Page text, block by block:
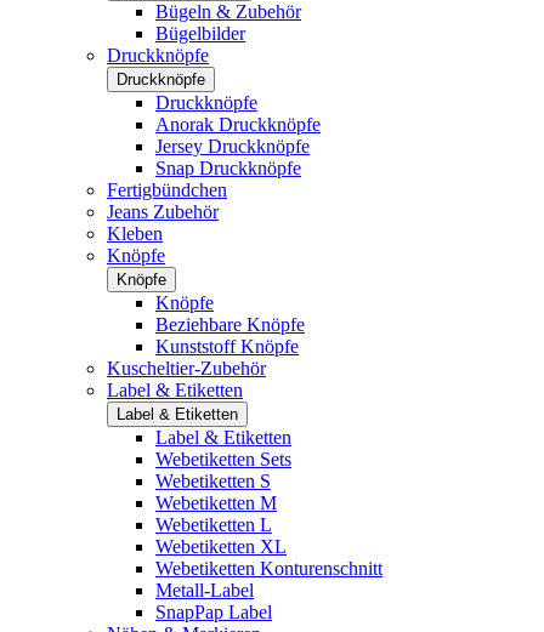
Bügeln & Zubehör
Bügelbilder
Druckknöpfe
Druckknöpfe
Druckknöpfe
Anorak Druckknöpfe
Jersey Druckknöpfe
Snap Druckknöpfe
Fertigbündchen
Jeans Zubehör
Kleben
Knöpfe
Knöpfe
Knöpfe
Beziehbare Knöpfe
Kunststoff Knöpfe
Kuscheltier-Zubehör
Label & Etiketten
Label & Etiketten
Label & Etiketten
Webetiketten Sets
Webetiketten S
Webetiketten M
Webetiketten L
Webetiketten XL
Webetiketten Konturenschnitt
Metall-Label
SnapPap Label